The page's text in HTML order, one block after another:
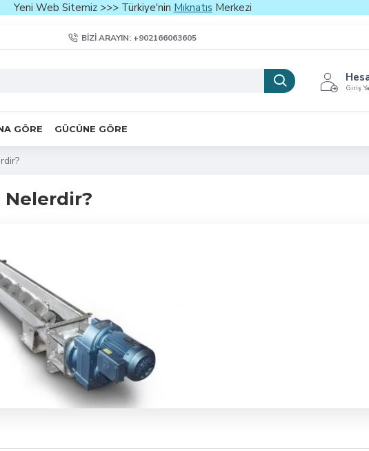
Yeni Web Sitemiz >>> Türkiye'nin Mıknatıs Merkezi
BIZI ARAYIN: +902166063605
Giriş
GÖRE GÜCÜNE GÖRE
Nelerdir?